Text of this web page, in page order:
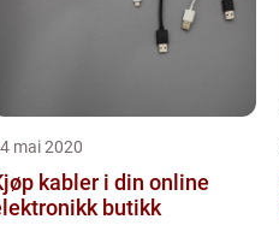
mai 2020
kabler i din online
butikk